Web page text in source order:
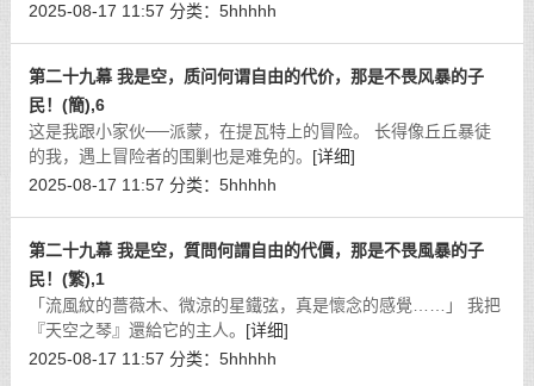
2025-08-17 11:57 分类： 5hhhhh
第二十九幕 我是空，质问何谓自由的代价，那是不畏风暴的子
民！(簡),6
这是我跟小家伙──派蒙，在提瓦特上的冒险。 长得像丘丘暴徒
的我，遇上冒险者的围剿也是难免的。 [详细]
2025-08-17 11:57 分类： 5hhhhh
第二十九幕 我是空，質問何謂自由的代價，那是不畏風暴的子
民！(繁),1
「流風紋的薔薇木、微涼的星鐵弦，真是懷念的感覺……」 我把
『天空之琴』還給它的主人。 [详细]
2025-08-17 11:57 分类： 5hhhhh